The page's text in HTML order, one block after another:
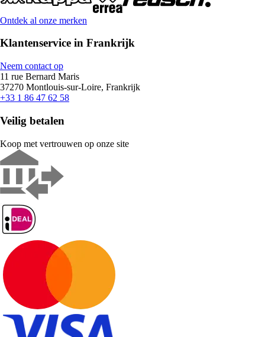
Ontdek al onze merken
Klantenservice in Frankrijk
Neem contact op
11 rue Bernard Maris
37270 Montlouis-sur-Loire, Frankrijk
+33 1 86 47 62 58
Veilig betalen
Koop met vertrouwen op onze site